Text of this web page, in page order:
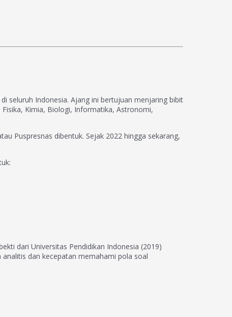
seluruh Indonesia. Ajang ini bertujuan menjaring bibit
Kimia, Biologi, Informatika, Astronomi,
Puspresnas dibentuk. Sejak 2022 hingga sekarang,
dari Universitas Pendidikan Indonesia (2019)
dan kecepatan memahami pola soal